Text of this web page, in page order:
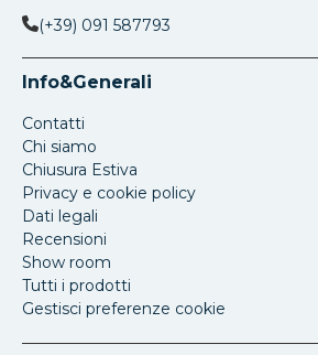
(+39) 091 587793
Info&Generali
Contatti
Chi siamo
Chiusura Estiva
Privacy e cookie policy
Dati legali
Recensioni
Show room
Tutti i prodotti
Gestisci preferenze cookie